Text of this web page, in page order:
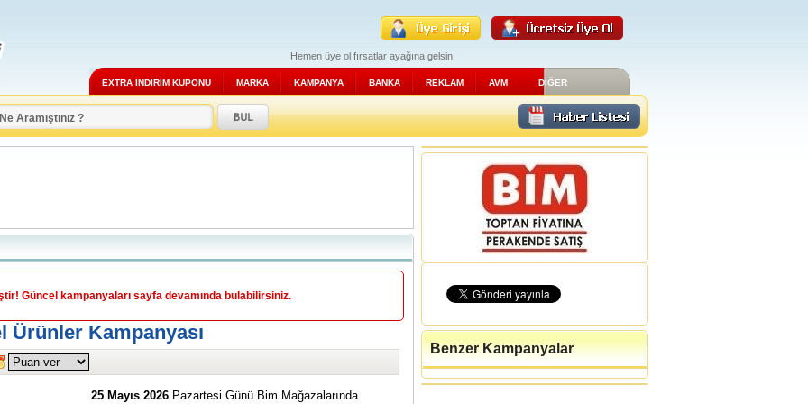
Hemen üye ol fırsatlar ayağına gelsin!
EXTRA İNDİRİM KUPONU MARKA KAMPANYA BANKA REKLAM AVM DİĞER
Güncel kampanyaları sayfa devamında bulabilirsiniz.
Ürünler Kampanyası
25 Mayıs 2026 Pazartesi Günü Bim Mağazalarında
Benzer Kampanyalar